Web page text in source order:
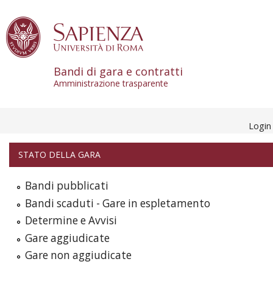
Bandi di gara e contratti
Amministrazione trasparente
Login
STATO DELLA GARA
Bandi pubblicati
Bandi scaduti - Gare in espletamento
Determine e Avvisi
Gare aggiudicate
Gare non aggiudicate